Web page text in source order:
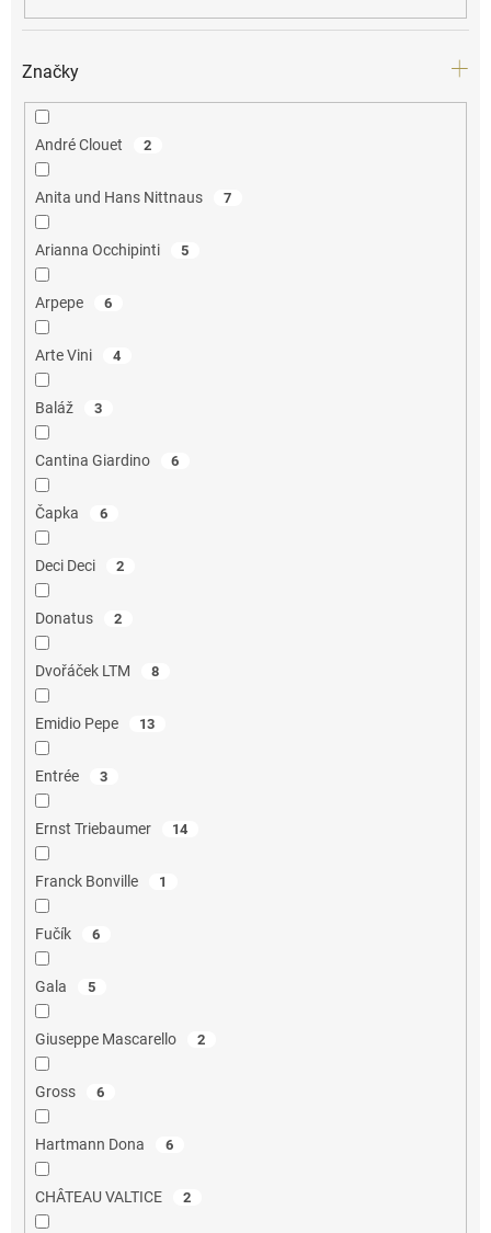
Značky
André Clouet 2
Anita und Hans Nittnaus 7
Arianna Occhipinti 5
Arpepe 6
Arte Vini 4
Baláž 3
Cantina Giardino 6
Čapka 6
Deci Deci 2
Donatus 2
Dvořáček LTM 8
Emidio Pepe 13
Entrée 3
Ernst Triebaumer 14
Franck Bonville 1
Fučík 6
Gala 5
Giuseppe Mascarello 2
Gross 6
Hartmann Dona 6
CHÂTEAU VALTICE 2